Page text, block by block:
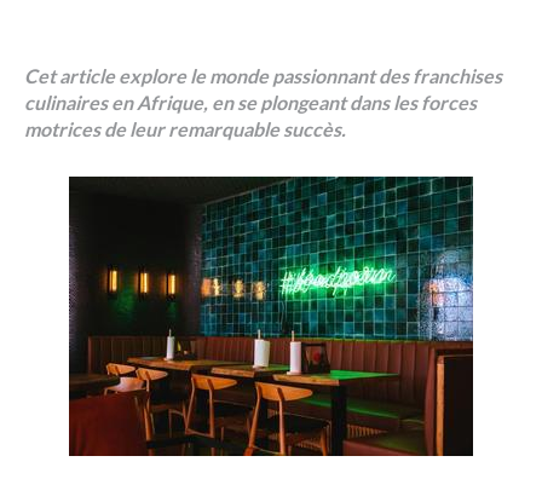
Cet article explore le monde passionnant des franchises
culinaires en Afrique, en se plongeant dans les forces
motrices de leur remarquable succès.